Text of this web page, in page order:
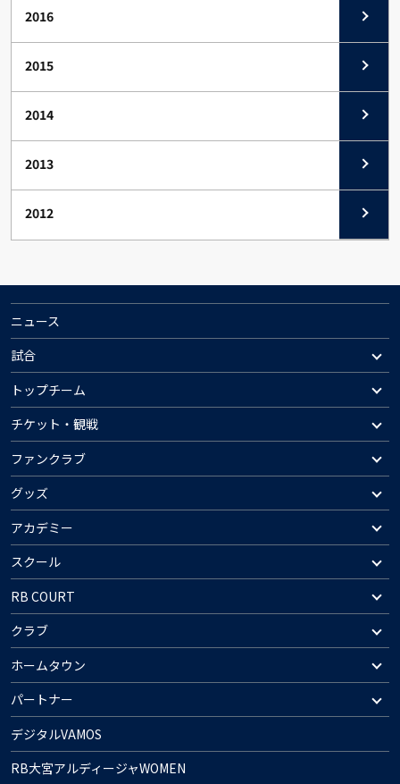
2016
2015
2014
2013
2012
ニュース
試合
トップチーム
チケット・観戦
ファンクラブ
グッズ
アカデミー
スクール
RB COURT
クラブ
ホームタウン
パートナー
デジタルVAMOS
RB大宮アルディージャWOMEN